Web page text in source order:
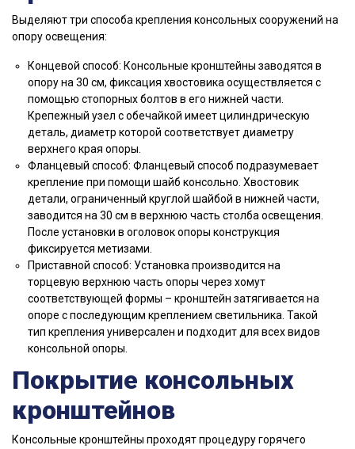
Выделяют три способа крепления консольных сооружений на
опору освещения:
Концевой способ: Консольные кронштейны заводятся в
опору на 30 см, фиксация хвостовика осуществляется с
помощью стопорных болтов в его нижней части.
Крепежный узел с обечайкой имеет цилиндрическую
деталь, диаметр которой соответствует диаметру
верхнего края опоры.
Фланцевый способ: Фланцевый способ подразумевает
крепление при помощи шайб консольно. Хвостовик
детали, ограниченный круглой шайбой в нижней части,
заводится на 30 см в верхнюю часть столба освещения.
После установки в оголовок опоры конструкция
фиксируется метизами.
Приставной способ: Установка производится на
торцевую верхнюю часть опоры через хомут
соответствующей формы – кронштейн затягивается на
опоре с последующим креплением светильника. Такой
тип крепления универсален и подходит для всех видов
консольной опоры.
Покрытие консольных
кронштейнов
Консольные кронштейны проходят процедуру горячего